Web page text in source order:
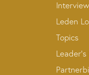
Leden
Topics